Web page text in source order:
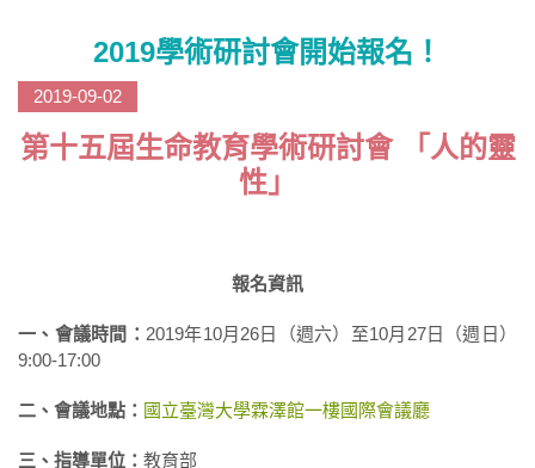
2019學術研討會開始報名！
2019-09-02
第十五屆生命教育學術研討會 「人的靈
性」
報名資訊
一、會議時間： 2019年10月26日（週六）至10月27日（週日）
9:00-17:00
二、會議地點： 國立臺灣大學霖澤館一樓國際會議廳
三、指導單位： 教育部